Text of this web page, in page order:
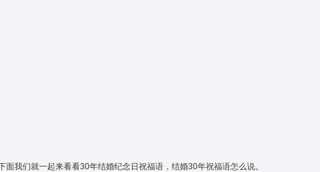
我们就一起来看看30年结婚纪念日祝福语，结婚30年祝福语怎么说。